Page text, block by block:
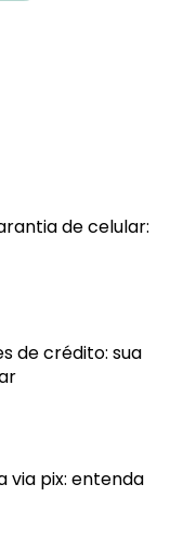
de celular:
de crédito: sua
via pix: entenda